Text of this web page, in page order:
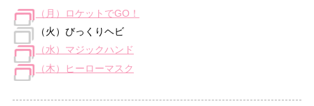
（月）ロケットでGO！
（火）びっくりヘビ
（水）マジックハンド
（木）ヒーローマスク